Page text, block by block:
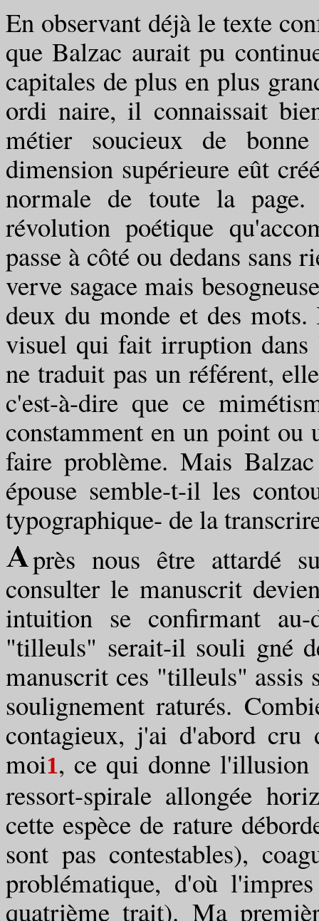
En observant déjà le texte
que Balzac aurait pu
capitales de plus en plus
ordi naire, il connaissait
métier soucieux de
dimension supérieure eût
normale de toute la
révolution poétique
passe à côté ou dedans sans
verve sagace mais
deux du monde et des
visuel qui fait irruption
ne traduit pas un référent,
c'est-à-dire que ce
constamment en un point ou
faire problème. Mais
épouse semble-t-il les
typographique- de la
près nous être attardé
consulter le manuscrit
intuition se confirmant
"tilleuls" serait-il souli gné
manuscrit ces "tilleuls" assis
soulignement raturés.
contagieux, j'ai d'abord cru
moi1, ce qui donne l'illusion
ressort-spirale allongée
cette espèce de rature
sont pas contestables),
problématique, d'où
quatrième trait). Ma